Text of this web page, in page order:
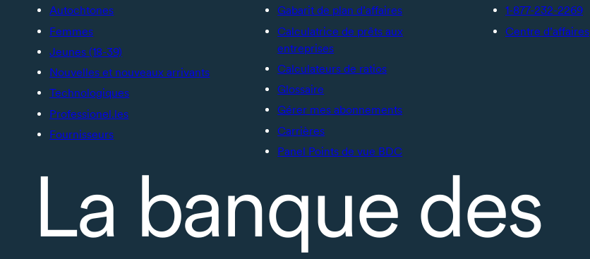
Autochtones
Femmes
Jeunes (18-39)
Nouvelles et nouveaux arrivants
Technologiques
Professionel.les
Fournisseurs
Gabarit de plan d’affaires
Calculatrice de prêts aux
entreprises
Calculateurs de ratios
Glossaire
Gérer mes abonnements
Carrières
Panel Points de vue BDC
1-877-232-2269
Centre d’affaires
La banque des